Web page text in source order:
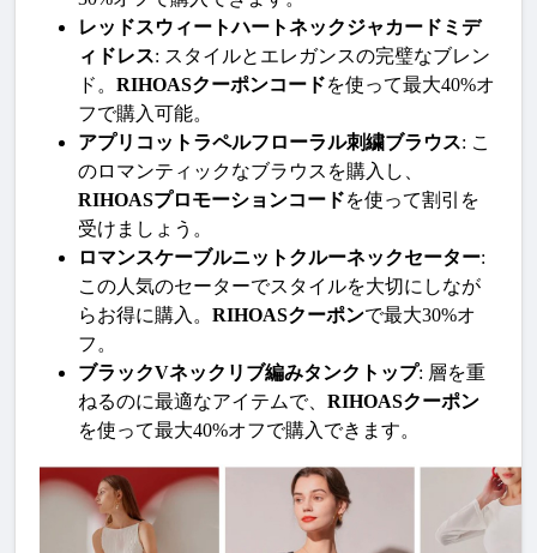
レッドスウィートハートネックジャカードミデ
ィドレス: スタイルとエレガンスの完璧なブレン
ド。 RIHOASクーポンコードを使って最大40%オ
フで購入可能。
アプリコットラペルフローラル刺繍ブラウス: こ
のロマンティックなブラウスを購入し、
RIHOASプロモーションコードを使って割引を
受けましょう。
ロマンスケーブルニットクルーネックセーター:
この人気のセーターでスタイルを大切にしなが
らお得に購入。 RIHOASクーポンで最大30%オ
フ。
ブラックVネックリブ編みタンクトップ: 層を重
ねるのに最適なアイテムで、 RIHOASクーポン
を使って最大40%オフで購入できます。